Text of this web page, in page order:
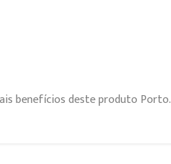
benefícios deste produto Porto.